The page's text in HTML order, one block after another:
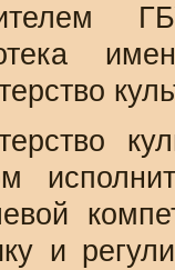
и